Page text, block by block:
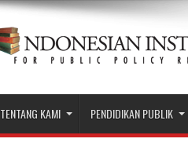
TENTANG KAMI PENDIDIKAN PUBLIK